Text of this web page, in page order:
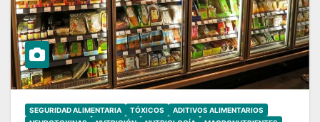
SEGURIDAD ALIMENTARIA TÓXICOS
ADITIVOS ALIMENTARIOS